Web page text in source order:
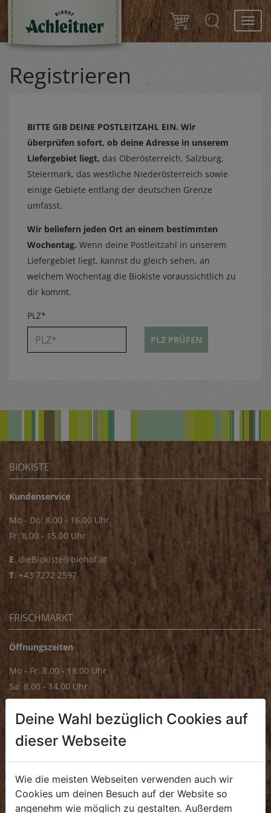
Registrieren
BITTE GIB DEINE POSTLEITZAHL EIN. Wir
überprüfen sofort, ob deine Adresse in unserem
Liefergebiet liegt, das Oberösterreich, Salzburg,
Steiermark, das westliche Niederösterreich sowie
einige Gebiete entlang der deutschen Grenze
umfasst.
Wir beliefern jeden Ort an einem bestimmten
Wochentag. Wenn deine Postleitzahl in unserem
Liefergebiet liegt, kannst du gleich sehen, an
welchem Wochentag die Biokiste voraussichtlich zu
dir kommt.
PLZ*
PLZ PRÜFEN
BIOKISTE
Kundenservice
Mo - Do: 8.00 - 16.00 Uhr
Fr: 8.00 - 15.00 Uhr
E. dieBiokiste@biohof.at
T. +43 7272 2597
FRISCHMARKT
Öffnungszeiten
Mo - Fr: 8.00 - 18.00 Uhr
Sa: 8.00 - 14.00 Uhr
Mo - Fr: 8.00 - 16.00 Uhr
. +43 7272 4859 70
Deine Wahl bezüglich Cookies auf
dieser Webseite
Wie die meisten Webseiten verwenden auch wir
Cookies um deinen Besuch auf der Website so
angenehm wie möglich zu gestalten. Außerdem